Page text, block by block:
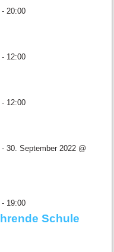
20:00
12:00
12:00
30. September 2022 @
19:00
Schule